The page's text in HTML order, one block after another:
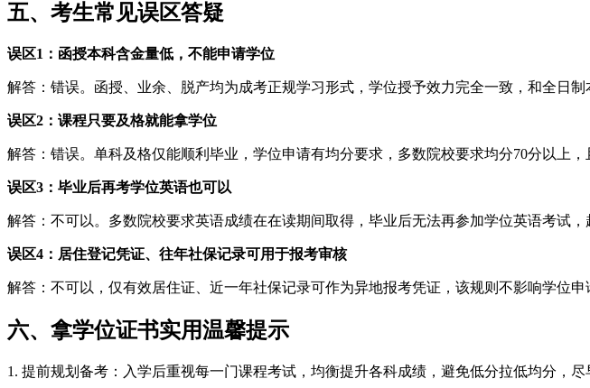
五、考生常见误区答疑
误区1：函授本科含金量低，不能申请学位
解答：错误。函授、业余、脱产均为成考正规学习形式，学位授予效力完全一致，和全日
误区2：课程只要及格就能拿学位
解答：错误。单科及格仅能顺利毕业，学位申请有均分要求，多数院校要求均分70分以上
误区3：毕业后再考学位英语也可以
解答：不可以。多数院校要求英语成绩在在读期间取得，毕业后无法再参加学位英语考试，
误区4：居住登记凭证、往年社保记录可用于报考审核
解答：不可以，仅有效居住证、近一年社保记录可作为异地报考凭证，该规则不影响学位
六、拿学位证书实用温馨提示
1. 提前规划备考：入学后重视每一门课程考试，均衡提升各科成绩，避免低分拉低均分，尽